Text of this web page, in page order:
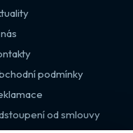
podmínky
od smlouvy